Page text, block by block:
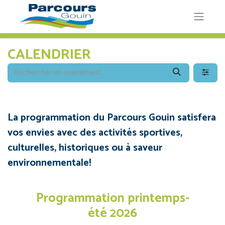
CALENDRIER
La programmation du Parcours Gouin satisfera
vos envies avec des activités sportives,
culturelles, historiques ou à saveur
environnementale!
Programmation printemps-
été 2026